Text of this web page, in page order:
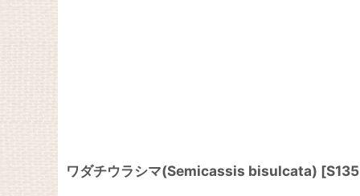
ワダチウラシマ(Semicassis bisulcata) [